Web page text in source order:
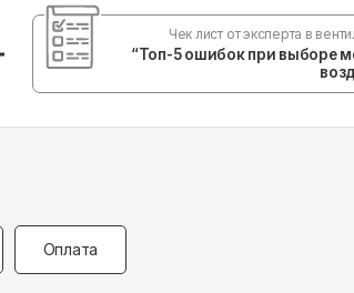
Чек лист от эксперта в
“Топ-5 ошибок при выборе
Оплата